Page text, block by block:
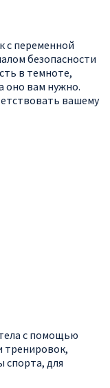
с переменной
безопасности
в темноте,
оно вам нужно.
вашему
с помощью
тренировок,
спорта, для